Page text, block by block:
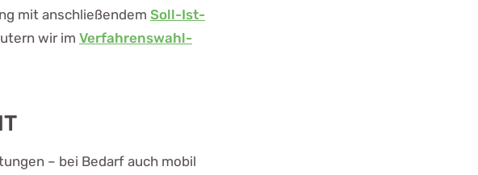
mit anschließendem Soll-Ist-
wir im Verfahrenswahl-
– bei Bedarf auch mobil